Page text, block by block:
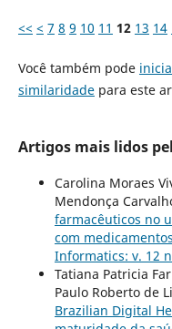
<< < 7 8 9 10 11 12 13 14
Você também pode
similaridadepara este
Artigos mais lidos
Carolina Moraes
Mendonça
farmacêuticos no
com
Informatics: v. 12
Tatiana Patricia
Paulo Roberto de
Brazilian Digital